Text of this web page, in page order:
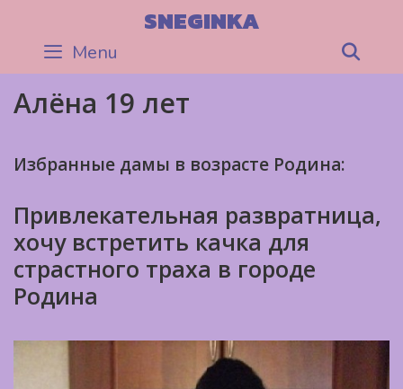
content
SNEGINKA
Menu
Алёна 19 лет
Избранные дамы в возрасте Родина:
Привлекательная развратница,
хочу встретить качка для
страстного траха в городе
Родина